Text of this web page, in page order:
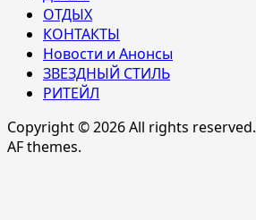
ОТДЫХ
КОНТАКТЫ
Новости и Анонсы
ЗВЕЗДНЫЙ СТИЛЬ
РИТЕЙЛ
Copyright © 2026 All rights reserved.
AF themes.